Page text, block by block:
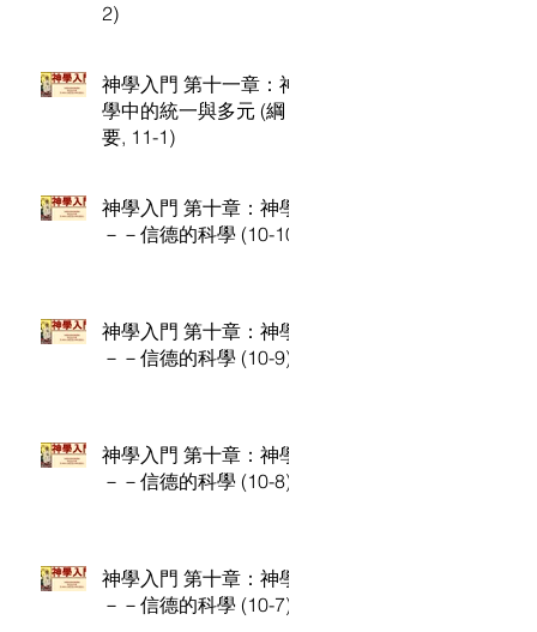
2)
神學入門 第十一章：神
學中的統一與多元 (綱
要, 11-1)
神學入門 第十章：神學
－－信德的科學 (10-10)
神學入門 第十章：神學
－－信德的科學 (10-9)
神學入門 第十章：神學
－－信德的科學 (10-8)
神學入門 第十章：神學
－－信德的科學 (10-7)